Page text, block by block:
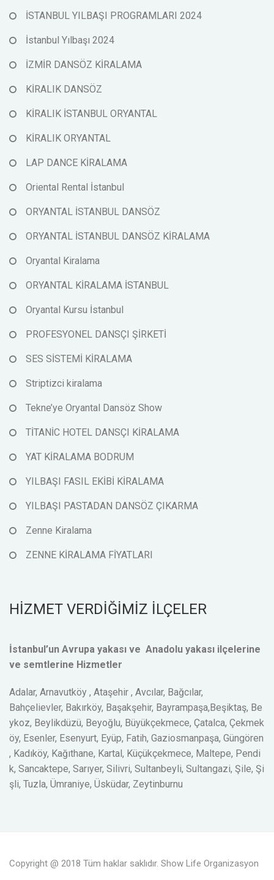
İSTANBUL YILBAŞI PROGRAMLARI 2024
İstanbul Yılbaşı 2024
İZMİR DANSÖZ KİRALAMA
KİRALIK DANSÖZ
KİRALIK İSTANBUL ORYANTAL
KİRALIK ORYANTAL
LAP DANCE KİRALAMA
Oriental Rental İstanbul
ORYANTAL İSTANBUL DANSÖZ
ORYANTAL İSTANBUL DANSÖZ KİRALAMA
Oryantal Kiralama
ORYANTAL KİRALAMA İSTANBUL
Oryantal Kursu İstanbul
PROFESYONEL DANSÇI ŞİRKETİ
SES SİSTEMİ KİRALAMA
Striptizci kiralama
Tekne’ye Oryantal Dansöz Show
TİTANİC HOTEL DANSÇI KİRALAMA
YAT KİRALAMA BODRUM
YILBAŞI FASIL EKİBİ KİRALAMA
YILBAŞI PASTADAN DANSÖZ ÇIKARMA
Zenne Kiralama
ZENNE KİRALAMA FİYATLARI
HİZMET VERDİĞİMİZ İLÇELER
İstanbul’un Avrupa yakası ve Anadolu yakası ilçelerine
ve semtlerine Hizmetler
Adalar, Arnavutköy , Ataşehir , Avcılar, Bağcılar,
Bahçelievler, Bakırköy, Başakşehir, Bayrampaşa,Beşiktaş, Be
ykoz, Beylikdüzü, Beyoğlu, Büyükçekmece, Çatalca, Çekmek
öy, Esenler, Esenyurt, Eyüp, Fatih, Gaziosmanpaşa, Güngören
, Kadıköy, Kağıthane, Kartal, Küçükçekmece, Maltepe, Pendi
k, Sancaktepe, Sarıyer, Silivri, Sultanbeyli, Sultangazi, Şile, Şi
şli, Tuzla, Ümraniye, Üsküdar, Zeytinburnu
Copyright @ 2018 Tüm haklar saklıdır. Show Life Organizasyon